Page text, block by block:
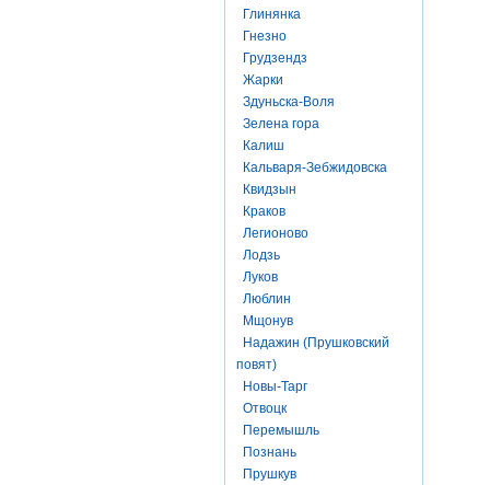
Глинянка
Гнезно
Грудзендз
Жарки
Здуньска-Воля
Зелена гора
Калиш
Кальваря-Зебжидовска
Квидзын
Краков
Легионово
Лодзь
Луков
Люблин
Мщонув
Надажин (Прушковский
повят)
Новы-Тарг
Отвоцк
Перемышль
Познань
Прушкув